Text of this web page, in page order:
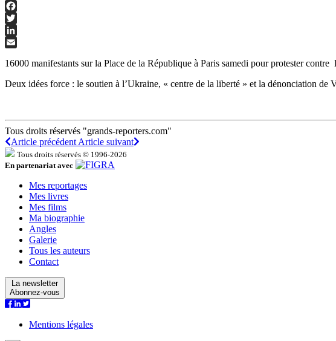
Facebook
Twitter
LinkedIn
16000 manifestants sur la Place de la République à Paris samedi pour protester
Deux idées force : le soutien à l’Ukraine, « centre de la liberté » et la dénonciation de
Tous droits réservés "grands-reporters.com"
Article précédent Article suivant
Tous droits réservés © 1996-2026
En partenariat avec
Mes reportages
Mes livres
Mes films
Ma biographie
Angles
Galerie
Tous les auteurs
Contact
La newsletter
Abonnez-vous
Mentions légales